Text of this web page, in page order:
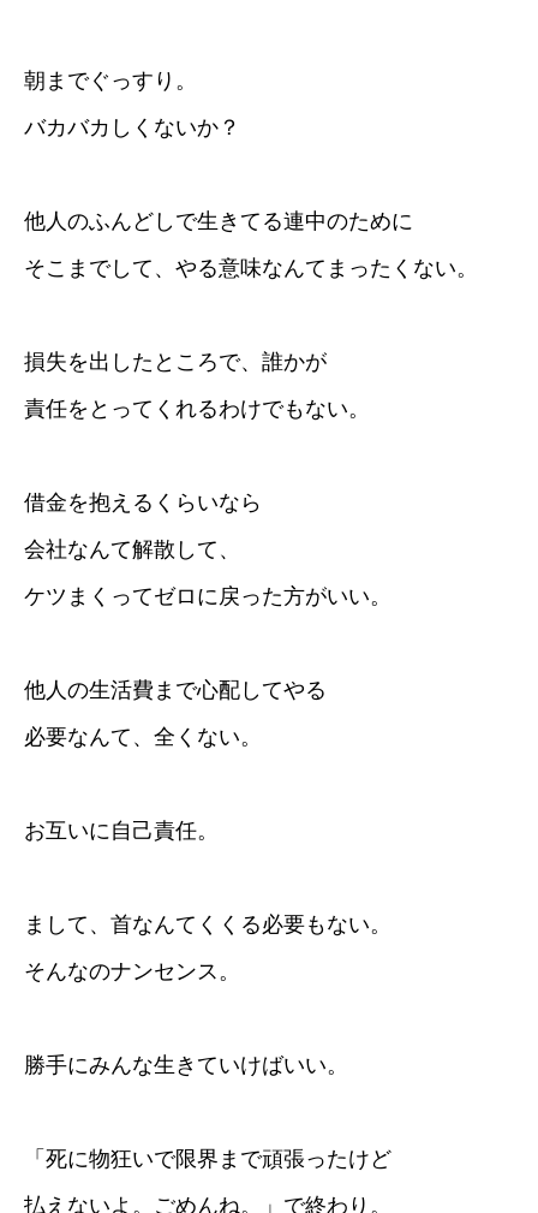
朝までぐっすり。
バカバカしくないか？
他人のふんどしで生きてる連中のために
そこまでして、やる意味なんてまったくない。
損失を出したところで、誰かが
責任をとってくれるわけでもない。
借金を抱えるくらいなら
会社なんて解散して、
ケツまくってゼロに戻った方がいい。
他人の生活費まで心配してやる
必要なんて、全くない。
お互いに自己責任。
まして、首なんてくくる必要もない。
そんなのナンセンス。
勝手にみんな生きていけばいい。
「死に物狂いで限界まで頑張ったけど
払えないよ。ごめんね。」で終わり。